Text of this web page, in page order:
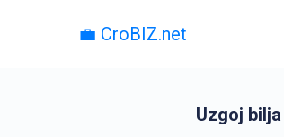
💼 CroBIZ.net
Uzgoj